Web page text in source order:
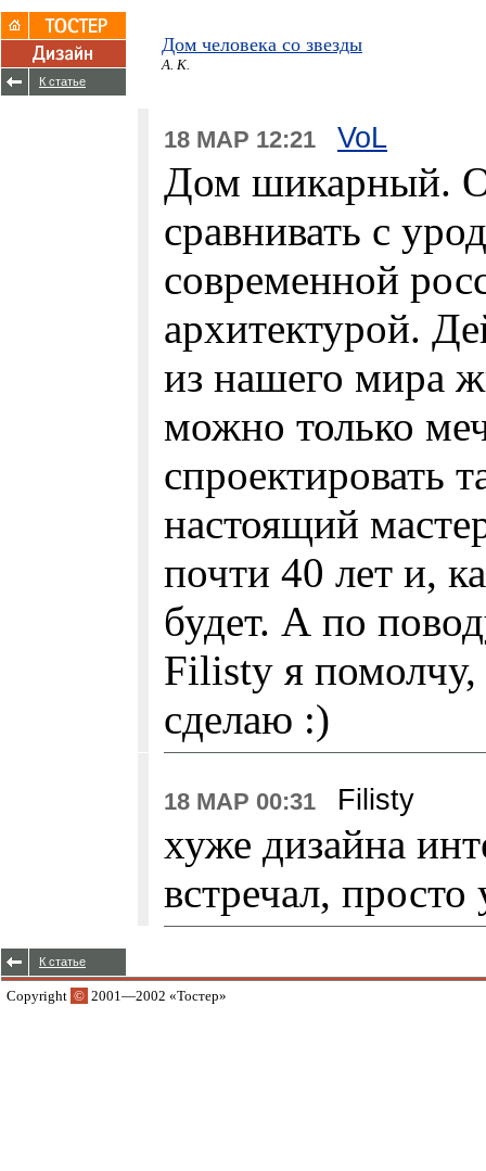
К статье
Дом человека со звезды
А. К.
18 МАР 12:21 VoL
Дом шикарный.
сравнивать с
современной
архитектурой.
из нашего мира
можно только
спроектировать
настоящий
почти 40 лет и,
будет. А по
Filisty я помолчу,
сделаю :)
18 МАР 00:31 Filisty
хуже дизайна
встречал, просто
К статье
Copyright © 2001—2002 «Тостер»